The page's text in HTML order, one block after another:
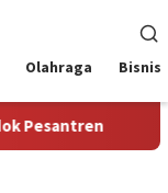
Olahraga Bisnis
Wakil Ketua II